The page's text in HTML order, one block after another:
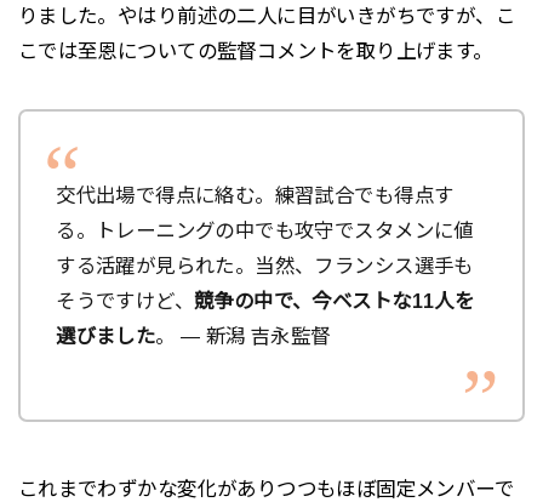
りました。やはり前述の二人に目がいきがちですが、こ
こでは至恩についての監督コメントを取り上げます。
交代出場で得点に絡む。練習試合でも得点す
る。トレーニングの中でも攻守でスタメンに値
する活躍が見られた。当然、フランシス選手も
そうですけど、 競争の中で、今ベストな11人を
選びました。 ― 新潟 吉永監督
これまでわずかな変化がありつつもほぼ固定メンバーで